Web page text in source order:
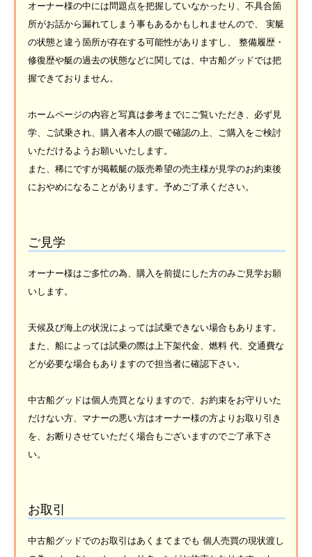
オーナー様の中には問題点を把握していなかったり、不具合箇
所がお話から漏れてしまう事もあるかもしれませんので、 実艇
の状態と違う箇所が存在する可能性がありますし、 整備履歴・
修復歴や艇の過去の状態などに関しては、中古船グッドでは把
握できておりません。
ホームページの内容と写真は参考までにご覧いただき、必ず見
学、ご試乗され、購入者本人の眼で確認の上、ご購入をご検討
いただけるようお願いいたします。
また、稀にですが掲載艇の販売希望の売主様が見学のお約束後
におやめになることがあります。予めご了承ください。
ご見学
オーナー様はご多忙の為、購入を前提にした方のみご見学お願
いします。
天候及び海上の状況によっては試乗できない場合もあります。
また、船によっては試乗の際は上下架代金、燃料 代、交通費な
どが必要な場合もありますので担当者に確認下さい。
中古船グッドは個人売買となりますので、お約束をお守りいた
だけない方、マナーの悪い方はオーナー様の方よりお取り引き
を、お断りさせていただく場合もございますのでご了承下さ
い。
お取引
中古船グッドでのお取引はあくまてまでも 個人売買の現状渡し